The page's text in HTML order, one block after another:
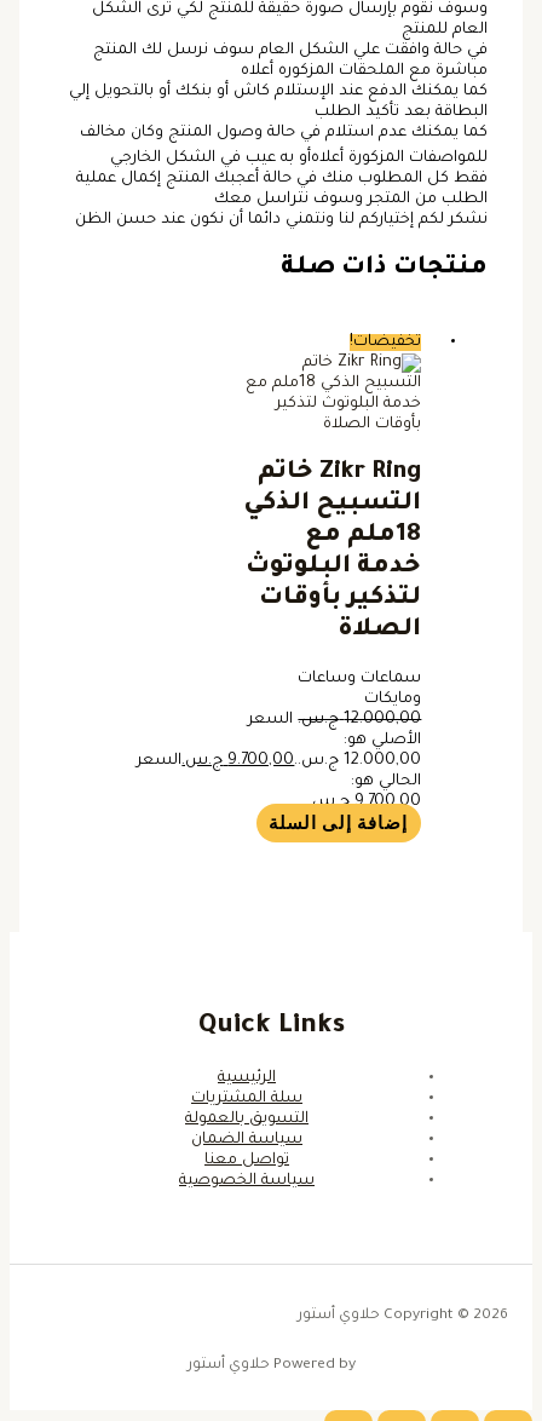
وسوف نقوم بإرسال صورة حقيقة للمنتج لكي ترى الشكل
العام للمنتج
في حالة وافقت علي الشكل العام سوف نرسل لك المنتج
مباشرة مع الملحقات المزكوره أعلاه
كما يمكنك الدفع عند الإستلام كاش أو بنكك أو بالتحويل إلي
البطاقة بعد تأكيد الطلب
كما يمكنك عدم استلام في حالة وصول المنتج وكان مخالف
للمواصفات المزكورة أعلاه أو به عيب في الشكل الخارجي
فقط كل المطلوب منك في حالة أعجبك المنتج إكمال عملية
الطلب من المتجر وسوف نتراسل معك
نشكر لكم إختياركم لنا ونتمني دائما أن نكون عند حسن الظن
منتجات ذات صلة
تخفيضات!
Zikr Ring خاتم
التسبيح الذكي
18ملم مع
خدمة البلوتوث
لتذكير بأوقات
الصلاة
سماعات وساعات
ومايكات
12.000,00 ج.س. السعر
الأصلي هو:
12.000,00 ج.س..
9.700,00 ج.س.السعر
الحالي هو:
9.700,00 ج.س..
إضافة إلى السلة
Quick Links
الرئيسية
سلة المشتريات
التسويق بالعمولة
سياسة الضمان
تواصل معنا
سياسة الخصوصية
Copyright © 2026 حلاوي أستور
Powered by حلاوي أستور